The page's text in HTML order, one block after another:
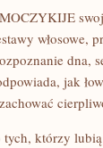
włosowe,
dna,
jak
którzy